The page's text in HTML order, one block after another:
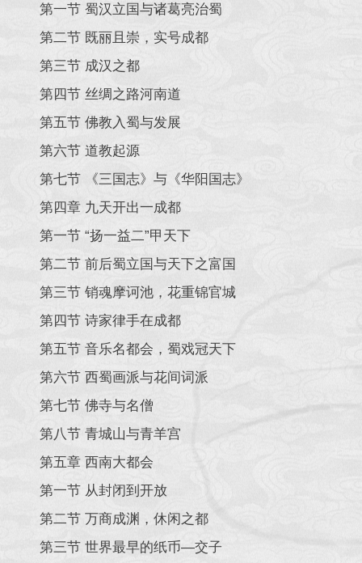
第一节 蜀汉立国与诸葛亮治蜀
第二节 既丽且崇，实号成都
第三节 成汉之都
第四节 丝绸之路河南道
第五节 佛教入蜀与发展
第六节 道教起源
第七节 《三国志》与《华阳国志》
第四章 九天开出一成都
第一节 “扬一益二”甲天下
第二节 前后蜀立国与天下之富国
第三节 销魂摩诃池，花重锦官城
第四节 诗家律手在成都
第五节 音乐名都会，蜀戏冠天下
第六节 西蜀画派与花间词派
第七节 佛寺与名僧
第八节 青城山与青羊宫
第五章 西南大都会
第一节 从封闭到开放
第二节 万商成渊，休闲之都
第三节 世界最早的纸币—交子